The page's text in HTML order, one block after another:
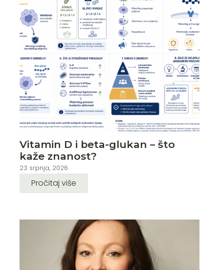
Vitamin D i beta-glukan – što
kaže znanost?
23 srpnja, 2026
Pročitaj više